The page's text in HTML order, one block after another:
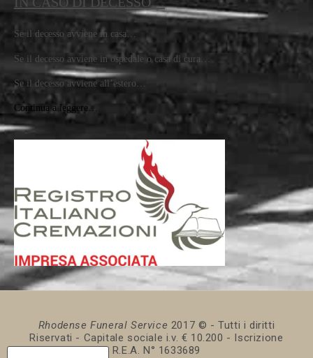
Se il decesso avviene in casa…
Se il decesso avviene in ospedale o casa di cura…
Se il decesso avviene all’estero…
Continua a leggere…
Rhodense Funeral Service 2017 © - Tutti i diritti
Riservati - Capitale sociale i.v. € 10.200 - Iscrizione
R.E.A. N° 1633689